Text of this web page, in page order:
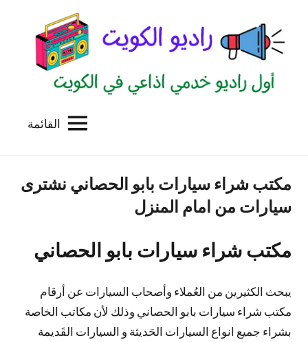
المحتوى
الكويت
للاعلانات
الخدمية
بالكويت
القائمة
مكتب شراء سيارات بابو الحصاني نشترى
سيارات من امام المنزل
مكتب شراء سيارات بابو الحصاني
يبحث الكثيرين من العُملاء وأصحاب السيارات عن أرقام
مكتب شراء سيارات بابو الحصاني وذلك لأن مكاتب الخاصة
بشراء جميع انواع السيارات الحَديثة و السيارات القَديمة